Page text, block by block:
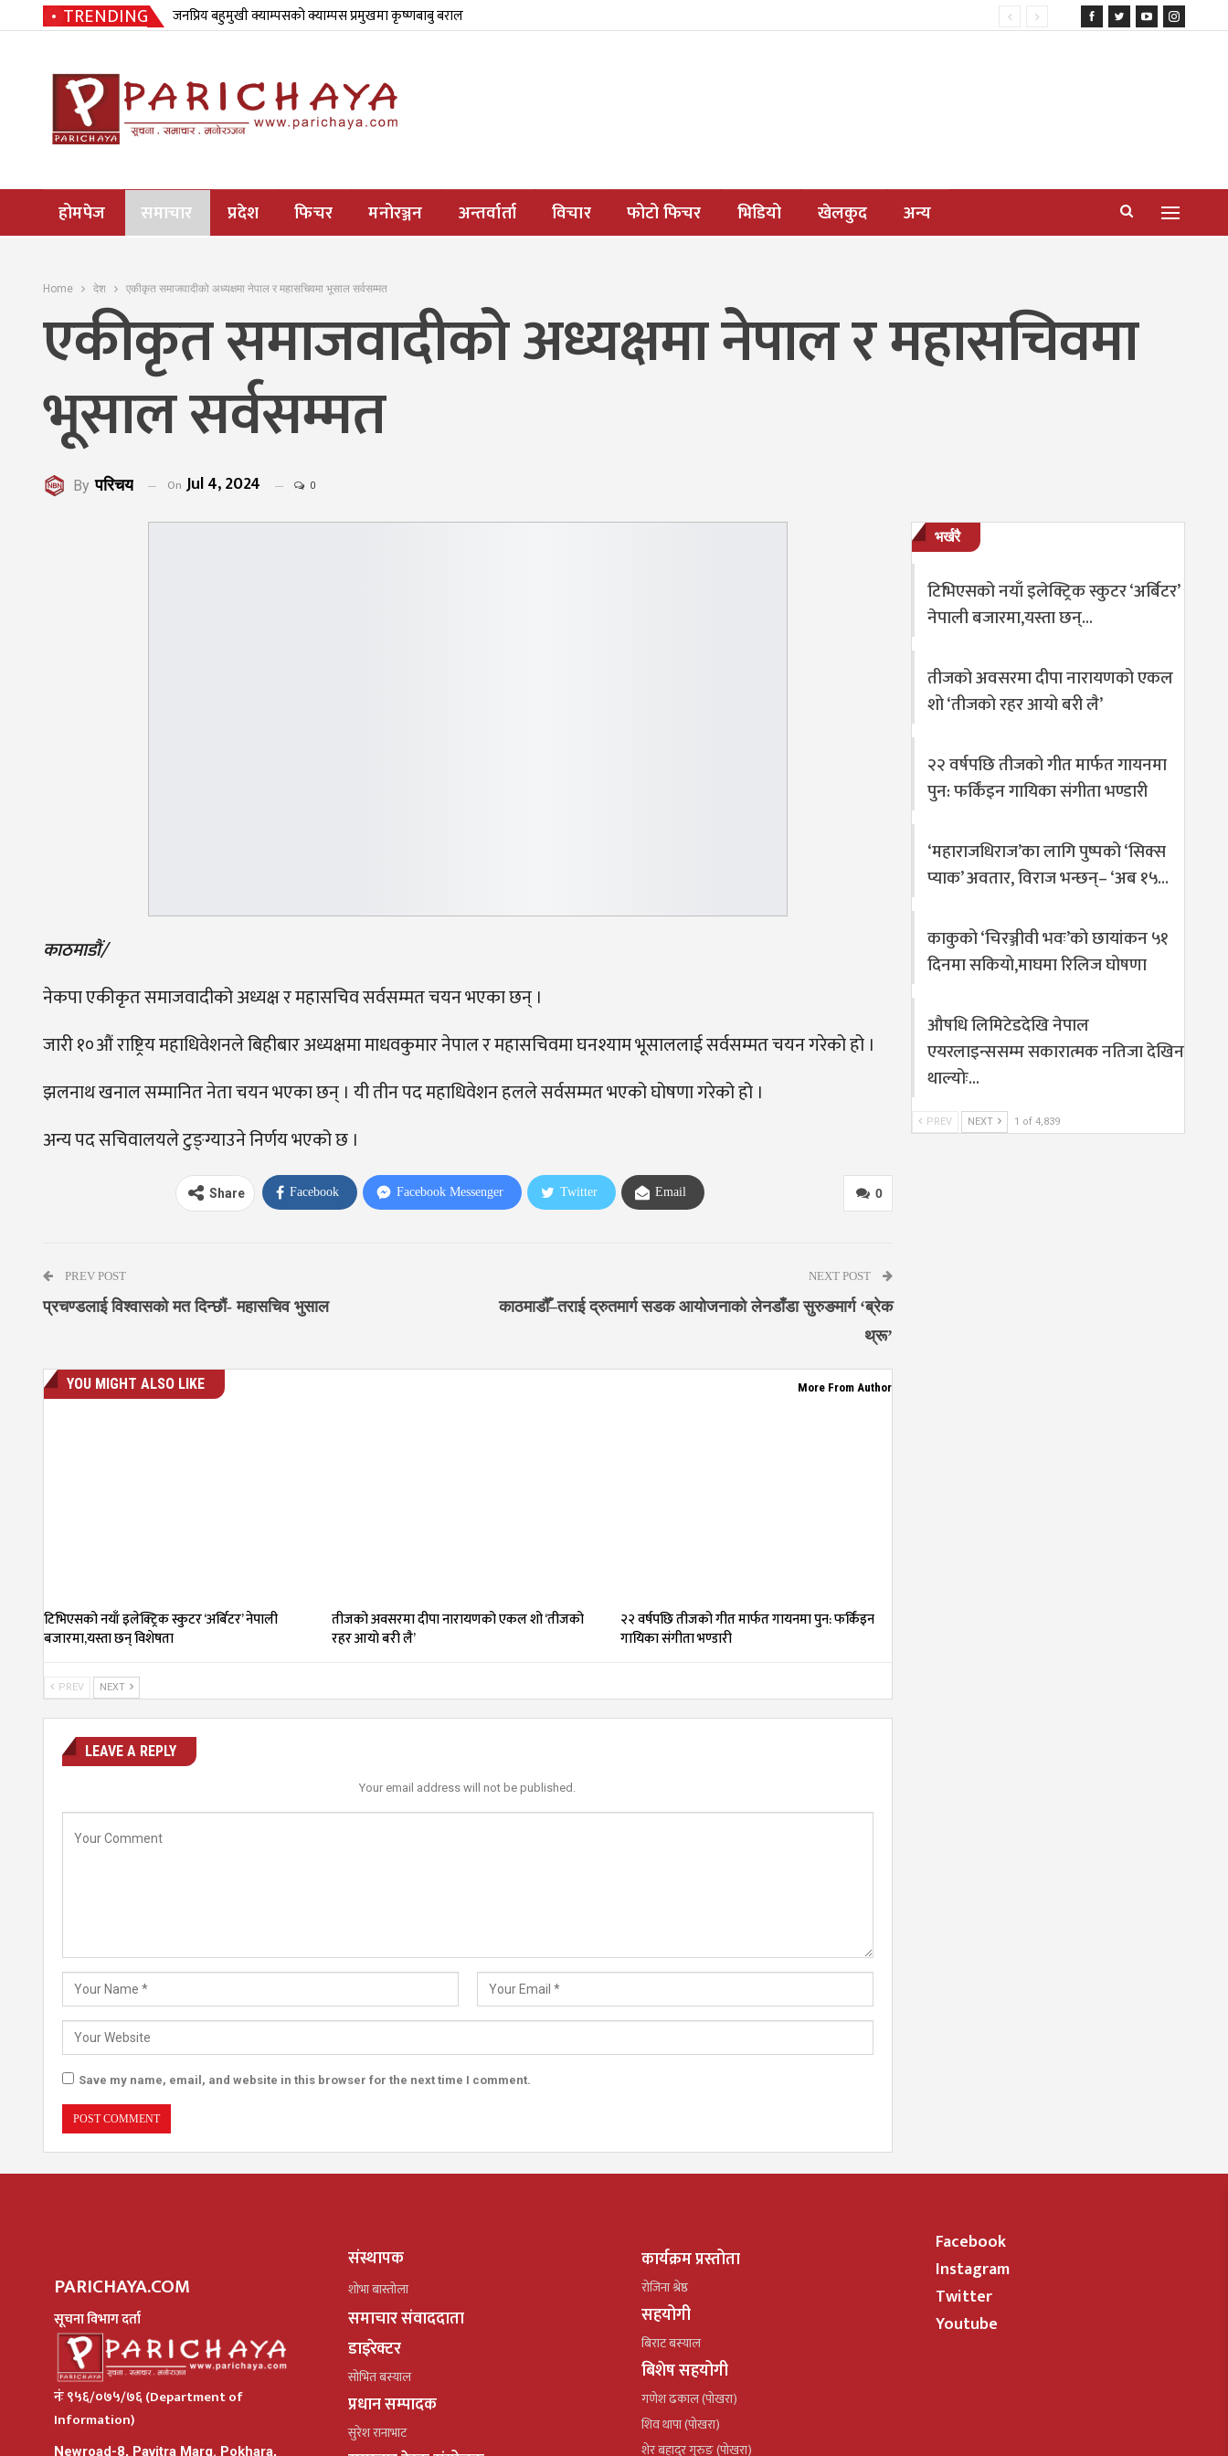
TRENDING जनप्रिय बहुमुखी क्याम्पसको क्याम्पस प्रमुखमा कृष्णबाबु बराल
होमपेज समाचार प्रदेश फिचर मनोरञ्जन अन्तर्वार्ता विचार फोटो फिचर भिडियो खेलकुद अन्य
Home देश एकीकृत समाजवादीको अध्यक्षमा नेपाल र महासचिवमा भूसाल सर्वसम्मत
एकीकृत समाजवादीको अध्यक्षमा नेपाल र महासचिवमा
भूसाल सर्वसम्मत
By परिचय On Jul 4, 2024 0
काठमाडौं/
नेकपा एकीकृत समाजवादीको अध्यक्ष र महासचिव सर्वसम्मत चयन भएका छन् ।
जारी १०औं राष्ट्रिय महाधिवेशनले बिहीबार अध्यक्षमा माधवकुमार नेपाल र महासचिवमा घनश्याम भूसाललाई सर्वसम्मत चयन गरेको हो ।
झलनाथ खनाल सम्मानित नेता चयन भएका छन् । यी तीन पद महाधिवेशन हलले सर्वसम्मत भएको घोषणा गरेको हो ।
अन्य पद सचिवालयले टुङ्ग्याउने निर्णय भएको छ ।
0
Share Facebook Facebook Messenger Twitter Email
PREV POST
प्रचण्डलाई विश्वासको मत दिन्छौं- महासचिव भुसाल
NEXT POST
काठमाडौँ–तराई द्रुतमार्ग सडक आयोजनाको लेनडाँडा सुरुङमार्ग ‘ब्रेक
थ्रू’
YOU MIGHT ALSO LIKE More From Author
टिभिएसको नयाँ इलेक्ट्रिक स्कुटर ‘अर्बिटर’ नेपाली
बजारमा,यस्ता छन् विशेषता
तीजको अवसरमा दीपा नारायणको एकल शो ‘तीजको
रहर आयो बरी लै’
२२ वर्षपछि तीजको गीत मार्फत गायनमा पुन: फर्किंइन
गायिका संगीता भण्डारी
PREV NEXT
LEAVE A REPLY
Your email address will not be published.
Save my name, email, and website in this browser for the next time I comment.
भर्खरै
टिभिएसको नयाँ इलेक्ट्रिक स्कुटर ‘अर्बिटर’
नेपाली बजारमा,यस्ता छन्…
तीजको अवसरमा दीपा नारायणको एकल
शो ‘तीजको रहर आयो बरी लै’
२२ वर्षपछि तीजको गीत मार्फत गायनमा
पुन: फर्किंइन गायिका संगीता भण्डारी
‘महाराजधिराज’का लागि पुष्पको ‘सिक्स
प्याक’ अवतार, विराज भन्छन्– ‘अब १५…
काकुको ‘चिरञ्जीवी भवः’को छायांकन ५१
दिनमा सकियो,माघमा रिलिज घोषणा
औषधि लिमिटेडदेखि नेपाल
एयरलाइन्ससम्म सकारात्मक नतिजा देखिन
थाल्योः…
PREV NEXT 1 of 4,839
PARICHAYA.COM
सूचना विभाग दर्ता
नंः ९५६/०७५/७६ (Department of
Information)
Newroad-8, Pavitra Marg. Pokhara,
संस्थापक
शोभा बास्तोला
समाचार संवाददाता
डाइरेक्टर
सोभित बस्याल
प्रधान सम्पादक
सुरेश रानाभाट
कार्यक्रम प्रस्तोता
रोजिना श्रेष्ठ
सहयोगी
बिराट बस्याल
बिशेष सहयोगी
गणेश ढकाल (पोखरा)
शिव थापा (पोखरा)
शेर बहादुर गुरुङ (पोखरा)
Facebook
Instagram
Twitter
Youtube